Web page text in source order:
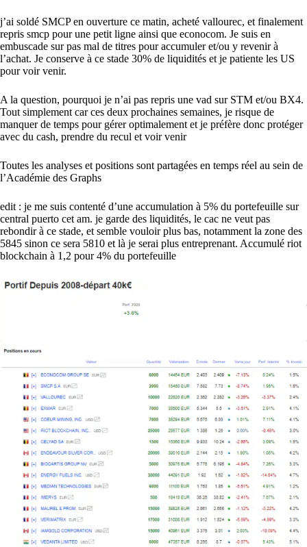
j’ai soldé SMCP en ouverture ce matin, acheté vallourec, et finalement
repris smcp pour une petit ligne ainsi que econocom. Je suis en
embuscade sur pas mal de titres pour accumuler et/ou y revenir à
l’achat. Je conserve à ce stade 30% de liquidités et je patiente les US
pour voir venir.
A la question, pourquoi je n’ai pas repris une vad sur STM et/ou BX4.
Tout simplement car ces deux prochaines semaines, je risque de
manquer de temps pour gérer optimalement et je préfère donc protéger
avec du cash, prendre du recul et voir venir
Toutes les analyses et positions sont partagées en temps réel au sein de
l’Académie des Graphs
edit : je me suis contenté d’une accumulation à 5% du portefeuille sur
central puerto cet am. je garde des liquidités, le cac ne veut pas
rebondir à ce stade, et semble vouloir plus bas, notamment la zone des
5845 sinon ce sera 5810 et là je serai plus entreprenant. Accumulé riot
blockchain à 1,2 pour 4% du portefeuille